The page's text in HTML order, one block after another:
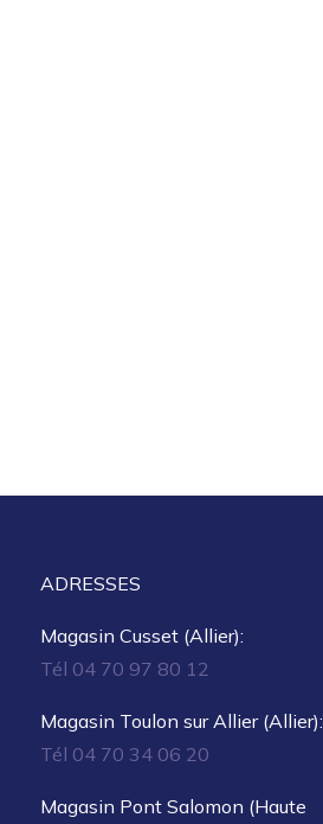
ADRESSES
Magasin Cusset (Allier):
Tél 04 70 97 80 12
Magasin Toulon sur Allier (Allier):
Tél 04 70 34 06 20
Magasin Pont Salomon (Haute